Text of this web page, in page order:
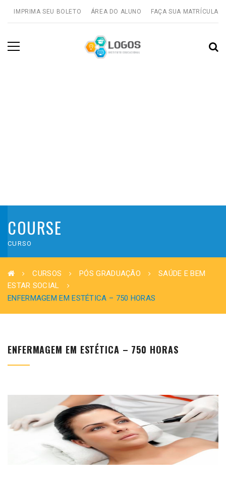
IMPRIMA SEU BOLETO ÁREA DO ALUNO FAÇA SUA MATRÍCULA
COURSE
CURSO
CURSOS PÓS GRADUAÇÃO
SAÚDE E BEM
ESTAR SOCIAL
ENFERMAGEM EM ESTÉTICA – 750 HORAS
ENFERMAGEM EM ESTÉTICA – 750 HORAS